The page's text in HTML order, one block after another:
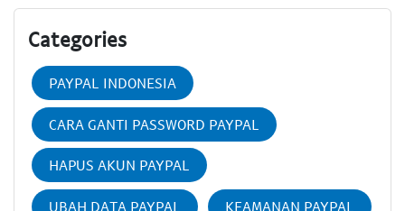
Categories
PAYPAL INDONESIA
CARA GANTI PASSWORD PAYPAL
HAPUS AKUN PAYPAL
UBAH DATA PAYPAL KEAMANAN PAYPAL